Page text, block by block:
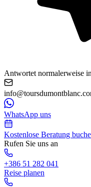
Antwortet normalerweise
WhatsApp uns
Kostenlose Beratung
Rufen Sie uns an
+386 51 282 041
Reise planen